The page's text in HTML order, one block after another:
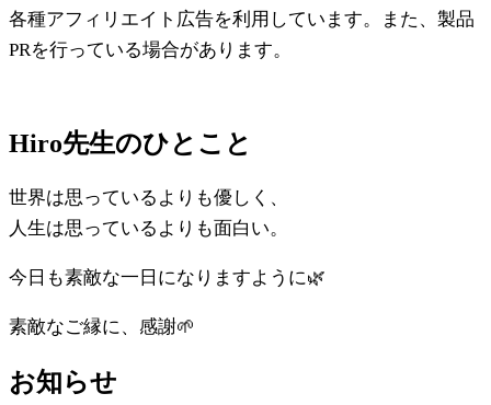
各種アフィリエイト広告を利用しています。また、製品
PRを行っている場合があります。
Hiro先生のひとこと
世界は思っているよりも優しく、
人生は思っているよりも面白い。
今日も素敵な一日になりますように🌿
素敵なご縁に、感謝🌱
お知らせ